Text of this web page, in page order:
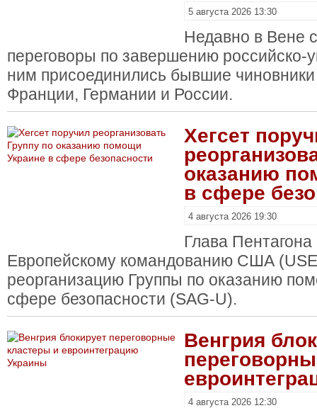
5 августа 2026 13:30
Недавно в Вене
переговоры по завершению российско-
ним присоединились бывшие
Франции, Германии и России.
Хегсет
оказанию
в сфере
4 августа 2026 19:30
Глава
Европейскому командованию США
реорганизацию Группы по оказанию
сфере безопасности (SAG-U).
Венгрия
4 августа 2026 12:30